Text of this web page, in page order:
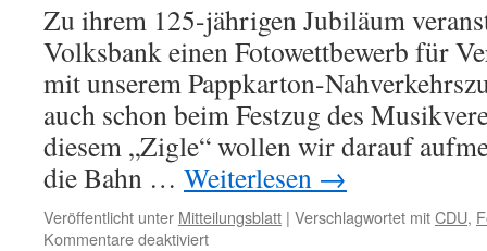
Zu ihrem 125-jährigen Jubiläum
Volksbank einen Fotowettbewerb für
mit unserem Pappkarton-
auch schon beim Festzug des
diesem „Zigle“ wollen wir darauf
die Bahn … Weiterlesen →
Veröffentlicht unter Mitteilungsblatt | Verschlagwortet mitCDU,
Kommentare deaktiviertfür